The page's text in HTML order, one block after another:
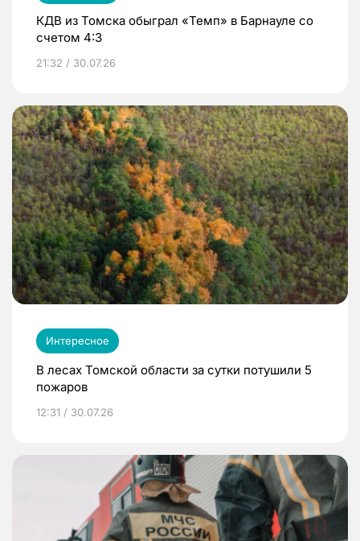
КДВ из Томска обыграл «Темп» в Барнауле со
счетом 4:3
21:32 / 30.07.26
Интересное
В лесах Томской области за сутки потушили 5
пожаров
12:31 / 30.07.26